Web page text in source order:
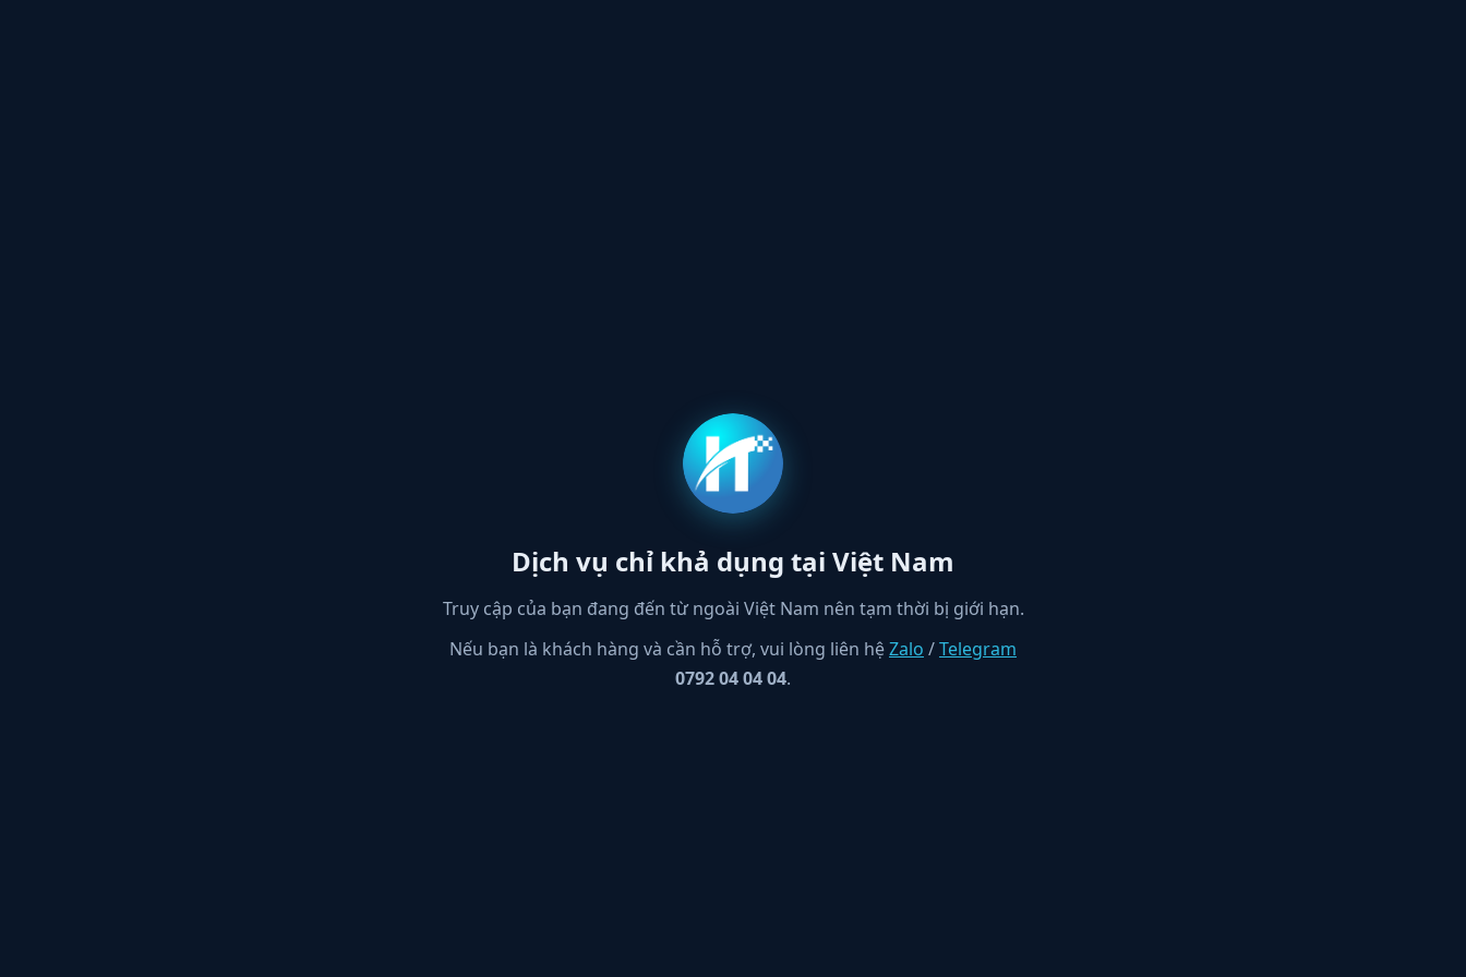
Dịch vụ chỉ khả dụng tại Việt Nam
Truy cập của bạn đang đến từ ngoài Việt Nam nên tạm thời bị giới hạn.
Nếu bạn là khách hàng và cần hỗ trợ, vui lòng liên hệZalo /Telegram
0792 04 04 04.